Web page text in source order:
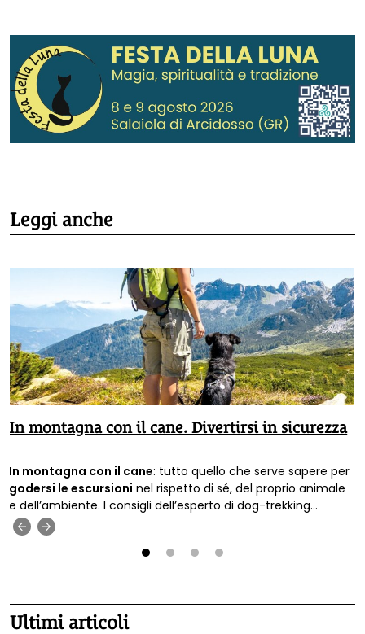
Leggi anche
In montagna con il cane. Divertirsi in sicurezza
In montagna con il cane: tutto quello che serve sapere per
godersi le escursioni nel rispetto di sé, del proprio animale
e dell’ambiente. I consigli dell’esperto di dog-trekking
Francesco Scagliotti.
Ultimi articoli